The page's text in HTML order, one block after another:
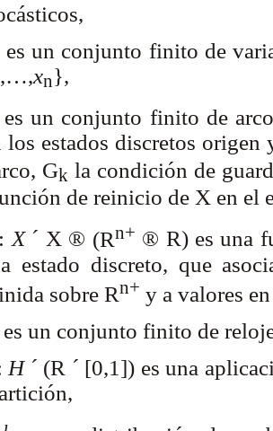
un conjunto finito de
,…,xn},
es un conjunto finito de
los estados discretos
Gk la condición de
de reinicio de X en el
X ´ X ® (Rn+ ® R) es una
estado discreto, que
sobre Rn+ y a valores
un conjunto finito de
H ´ (R ´ [0,1]) es una